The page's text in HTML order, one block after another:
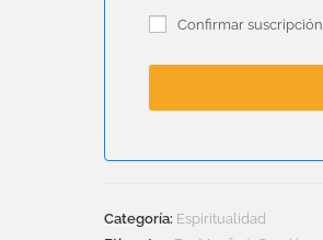
Confirmar suscripción
Categoría: Espiritualidad